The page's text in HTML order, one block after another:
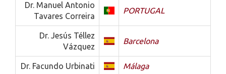
Dr. Manuel Antonio
Tavares Correira
PORTUGAL
Dr. Jesús Téllez
Vázquez
Barcelona
Dr. Facundo Urbinati Málaga